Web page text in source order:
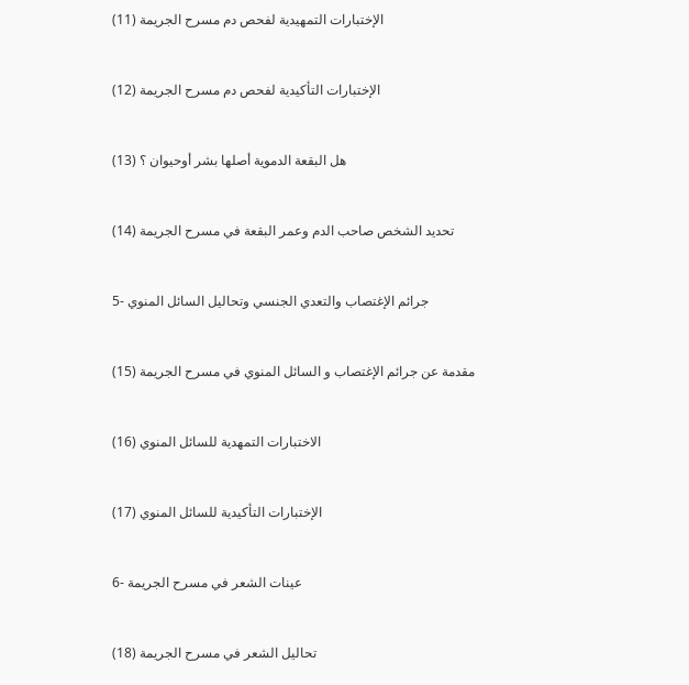
(11) الإختبارات التمهيدية لفحص دم مسرح الجريمة
(12) الإختبارات التأكيدية لفحص دم مسرح الجريمة
(13) هل البقعة الدموية أصلها بشر أوحيوان ؟
(14) تحديد الشخص صاحب الدم وعمر البقعة في مسرح الجريمة
5- جرائم الإغتصاب والتعدي الجنسي وتحاليل السائل المنوي
(15) مقدمة عن جرائم الإغتصاب و السائل المنوي في مسرح الجريمة
(16) الاختبارات التمهدية للسائل المنوي
(17) الإختبارات التأكيدية للسائل المنوي
6- عينات الشعر في مسرح الجريمة
(18) تحاليل الشعر في مسرح الجريمة